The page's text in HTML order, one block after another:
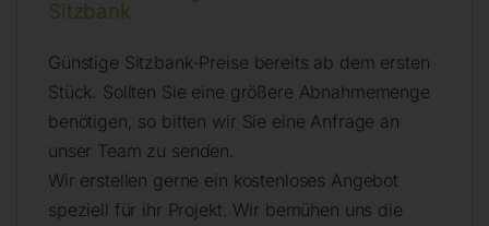
Sitzbank
Günstige Sitzbank-Preise bereits ab dem ersten
Stück. Sollten Sie eine größere Abnahmemenge
benötigen, so bitten wir Sie eine Anfrage an
unser Team zu senden.
Wir erstellen gerne ein kostenloses Angebot
speziell für ihr Projekt. Wir bemühen uns die